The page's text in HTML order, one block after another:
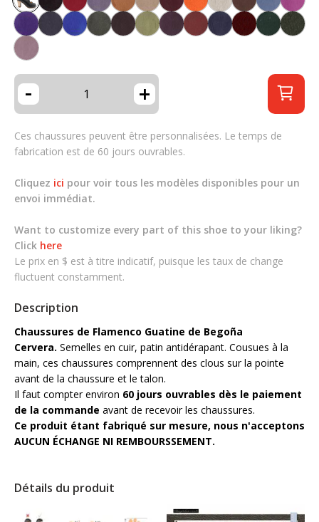
- +
Ces chaussures peuvent être personnalisées. Le temps de
fabrication est de 60 jours ouvrables.
Cliquez ici pour voir tous les modèles disponibles pour un
envoi immédiat.
Want to customize every part of this shoe to your liking?
Click here
Le prix en $ est à titre indicatif, puisque les taux de change
fluctuent constamment.
Description
Chaussures de Flamenco Guatine de Begoña
Cervera. Semelles en cuir, patin antidérapant. Cousues à la
main, ces chaussures comprennent des clous sur la pointe
avant de la chaussure et le talon.
Il faut compter environ 60 jours ouvrables dès le paiement
de la commande avant de recevoir les chaussures.
Ce produit étant fabriqué sur mesure, nous n'acceptons
AUCUN ÉCHANGE NI REMBOURSSEMENT.
Détails du produit